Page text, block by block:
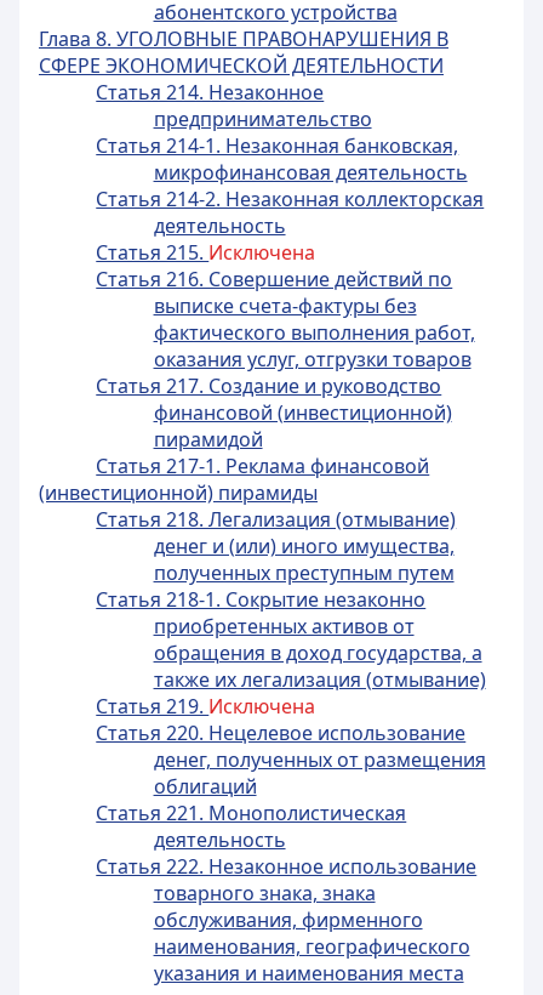
абонентского устройства
Глава 8. УГОЛОВНЫЕ ПРАВОНАРУШЕНИЯ В
СФЕРЕ ЭКОНОМИЧЕСКОЙ ДЕЯТЕЛЬНОСТИ
Статья 214. Незаконное
предпринимательство
Статья 214-1. Незаконная банковская,
микрофинансовая деятельность
Статья 214-2. Незаконная коллекторская
деятельность
Статья 215. Исключена
Статья 216. Совершение действий по
выписке счета-фактуры без
фактического выполнения работ,
оказания услуг, отгрузки товаров
Статья 217. Создание и руководство
финансовой (инвестиционной)
пирамидой
Статья 217-1. Реклама финансовой
(инвестиционной) пирамиды
Статья 218. Легализация (отмывание)
денег и (или) иного имущества,
полученных преступным путем
Статья 218-1. Сокрытие незаконно
приобретенных активов от
обращения в доход государства, а
также их легализация (отмывание)
Статья 219. Исключена
Статья 220. Нецелевое использование
денег, полученных от размещения
облигаций
Статья 221. Монополистическая
деятельность
Статья 222. Незаконное использование
товарного знака, знака
обслуживания, фирменного
наименования, географического
указания и наименования места